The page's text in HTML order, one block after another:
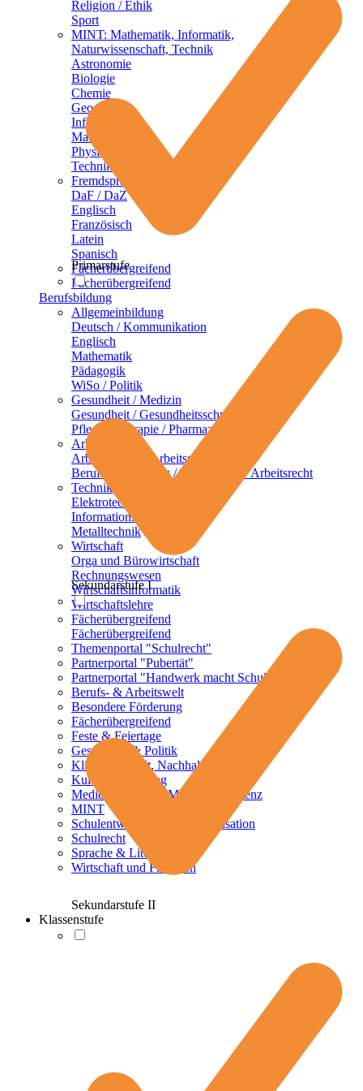
Religion / Ethik
Sport
MINT: Mathematik, Informatik,
Naturwissenschaft, Technik
Astronomie
Biologie
Chemie
Geographie
Informatik
Mathematik
Physik
Technik
Fremdsprachen
DaF / DaZ
Englisch
Französisch
Latein
Spanisch
Fächerübergreifend
Fächerübergreifend
Berufsbildung
Allgemeinbildung
Deutsch / Kommunikation
Englisch
Mathematik
Pädagogik
WiSo / Politik
Gesundheit / Medizin
Gesundheit / Gesundheitsschutz
Pflege / Therapie / Pharmazie
Arbeit / Beruf
Arbeitsschutz / Arbeitssicherheit
Berufsvorbereitung / Berufsalltag / Arbeitsrecht
Technik
Elektrotechnik
Informationstechnik
Metalltechnik
Wirtschaft
Orga und Bürowirtschaft
Rechnungswesen
Wirtschaftsinformatik
Wirtschaftslehre
Fächerübergreifend
Fächerübergreifend
Themenportal "Schulrecht"
Partnerportal "Pubertät"
Partnerportal "Handwerk macht Schule"
Berufs- & Arbeitswelt
Besondere Förderung
Fächerübergreifend
Feste & Feiertage
Geschichte & Politik
Klima, Umwelt, Nachhaltigkeit
Kulturelle Bildung
Mediennutzung & Medienkompetenz
MINT
Schulentwicklung und Organisation
Schulrecht
Sprache & Literatur
Wirtschaft und Finanzen
Primarstufe
Sekundarstufe I
Sekundarstufe II
Klassenstufe